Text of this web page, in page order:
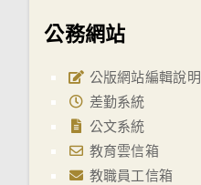
公務網站
公版網站編輯說明
差勤系統
公文系統
教育雲信箱
教職員工信箱